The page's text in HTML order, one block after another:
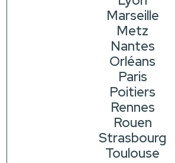
Marseille
Metz
Nantes
Orléans
Paris
Poitiers
Rennes
Rouen
Strasbourg
Toulouse